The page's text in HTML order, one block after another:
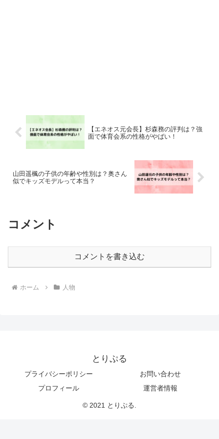
【エネオス元会長】杉森務の評判は？強
面で体育会系の性格がやばい！
山田遥楓の子供の年齢や性別は？奥さん
似でキッズモデルって本当？
コメント
コメントを書き込む
ホーム 人物
とりぷる
プライバシーポリシー
お問い合わせ
プロフィール
運営者情報
© 2021 とりぷる.